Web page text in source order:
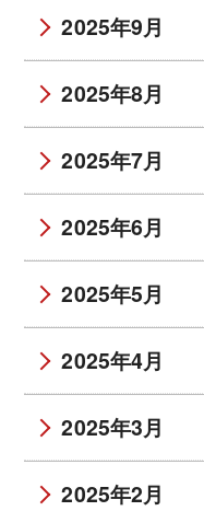
2025年9月
2025年8月
2025年7月
2025年6月
2025年5月
2025年4月
2025年3月
2025年2月